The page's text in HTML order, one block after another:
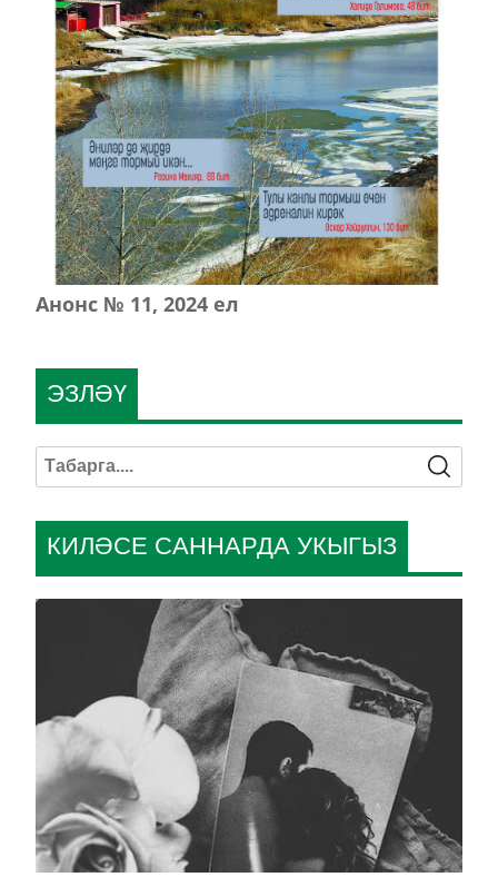
Анонс № 11, 2024 ел
КИЛӘСЕ САННАРДА УКЫГЫЗ
ЭЗЛӘҮ